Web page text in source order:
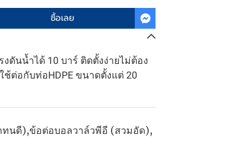
ซื้อเลย
ดันน้ำได้ 10 บาร์ ติดตั้งง่ายไม่ต้อง
ช้ต่อกับท่อHDPE ขนาดตั้งแต่ 20
ทนดี),ข้อต่อบอลวาล์วพีอี (สวมอัด),